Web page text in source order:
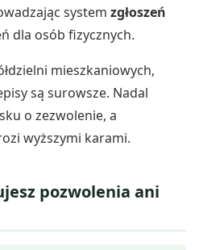
system zgłoszeń
dla osób fizycznych.
mieszkaniowych,
są surowsze. Nadal
o zezwolenie, a
wyższymi karami.
pozwolenia ani